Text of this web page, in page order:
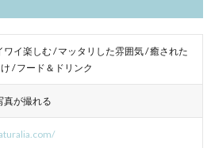
ワイ楽しむ / マッタリした雰囲気 / 癒された
/ フード＆ドリンク
真が撮れる